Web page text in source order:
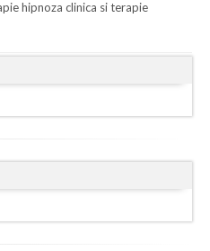
hipnoza clinica si terapie